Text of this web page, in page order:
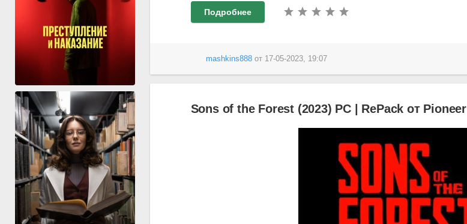
Подробнее
mashkins888от 17-05-2023, 19:07
Sons of the Forest (2023) PC | RePack от Pioneer